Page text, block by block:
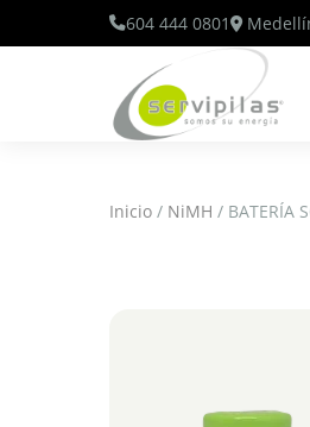
604 444 0801
Inicio / NiMH / BATERÍA